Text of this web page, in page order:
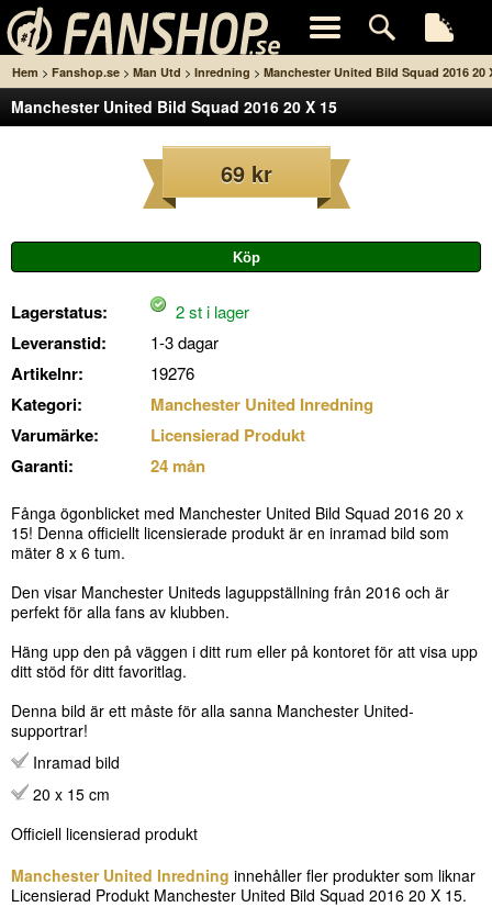
Hem > Fanshop.se > Man Utd > Inredning > Manchester United Bild Squad 2016 20
15
Manchester United Bild Squad 2016 20 X 15
69 kr
Lagerstatus: 2 st i lager
Leveranstid: 1-3 dagar
Artikelnr: 19276
Kategori:
Manchester United Inredning
Varumärke:
Licensierad Produkt
Garanti:
24 mån
Fånga ögonblicket med Manchester United Bild Squad 2016 20 x
15! Denna officiellt licensierade produkt är en inramad bild som
mäter 8 x 6 tum.
Den visar Manchester Uniteds laguppställning från 2016 och är
perfekt för alla fans av klubben.
Häng upp den på väggen i ditt rum eller på kontoret för att visa upp
ditt stöd för ditt favoritlag.
Denna bild är ett måste för alla sanna Manchester United-
supportrar!
Inramad bild
20 x 15 cm
Officiell licensierad produkt
Manchester United Inredning innehåller fler produkter som liknar
Licensierad Produkt Manchester United Bild Squad 2016 20 X 15.